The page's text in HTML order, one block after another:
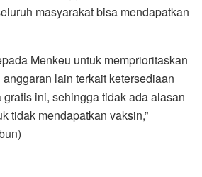
masyarakat bisa mendapatkan
Menkeu untuk memprioritaskan
lain terkait ketersediaan
ini, sehingga tidak ada alasan
tidak mendapatkan vaksin,”